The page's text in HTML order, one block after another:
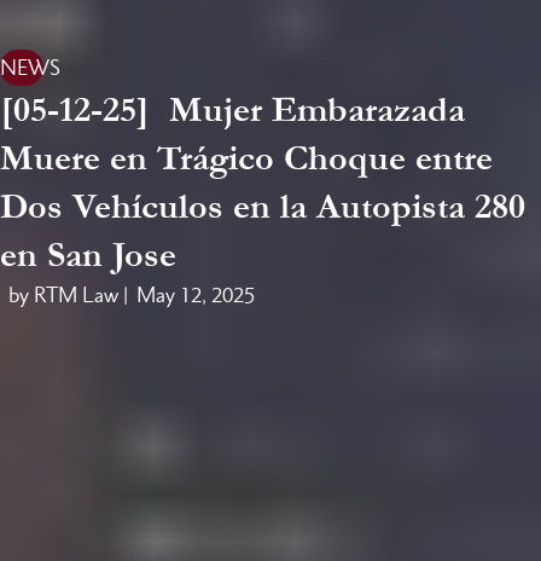
NEWS
[05-12-25] Mujer Embarazada
Muere en Trágico Choque entre
Dos Vehículos en la Autopista 280
en San Jose
by RTM Law | May 12, 2025